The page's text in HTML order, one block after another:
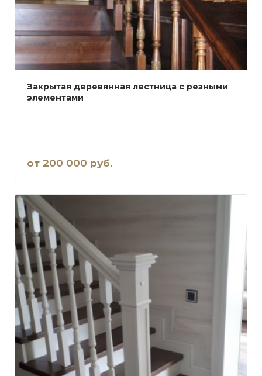
Закрытая деревянная лестница с резными
элементами
от 200 000 руб.